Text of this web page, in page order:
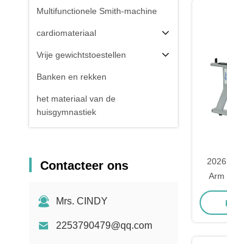
Multifunctionele Smith-machine
cardiomateriaal
Vrije gewichtstoestellen
Banken en rekken
het materiaal van de
huisgymnastiek
Contacteer ons
Mrs. CINDY
2253790479@qq.com
Arm